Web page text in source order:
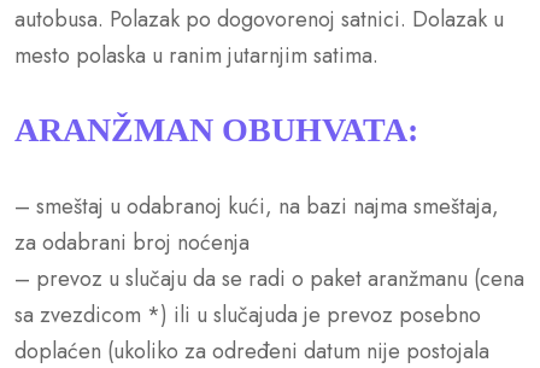
autobusa. Polazak po dogovorenoj satnici. Dolazak u
mesto polaska u ranim jutarnjim satima.
ARANŽMAN OBUHVATA:
– smeštaj u odabranoj kući, na bazi najma smeštaja,
za odabrani broj noćenja
– prevoz u slučaju da se radi o paket aranžmanu (cena
sa zvezdicom *) ili u slučajuda je prevoz posebno
doplaćen (ukoliko za određeni datum nije postojala